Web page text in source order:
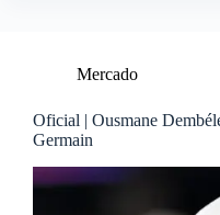
Mercado
Oficial | Ousmane
Germain